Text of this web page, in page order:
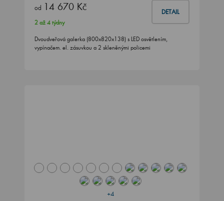
od 14 670 Kč DETAIL
2 až 4 týdny
Dvoudveřová galerka (800x820x138) s LED osvětlením,
vypínačem. el. zásuvkou a 2 skleněnými policemi
+4